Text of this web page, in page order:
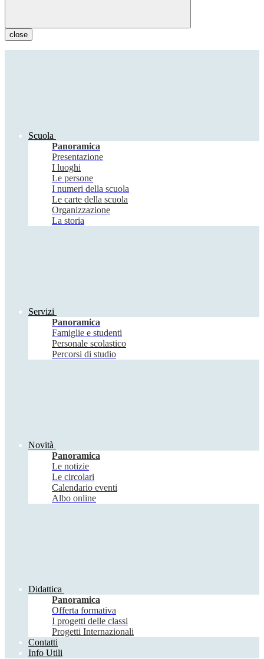
close
Scuola
Panoramica
Presentazione
I luoghi
Le persone
I numeri della scuola
Le carte della scuola
Organizzazione
La storia
Servizi
Panoramica
Famiglie e studenti
Personale scolastico
Percorsi di studio
Novità
Panoramica
Le notizie
Le circolari
Calendario eventi
Albo online
Didattica
Panoramica
Offerta formativa
I progetti delle classi
Progetti Internazionali
Contatti
Info Utili